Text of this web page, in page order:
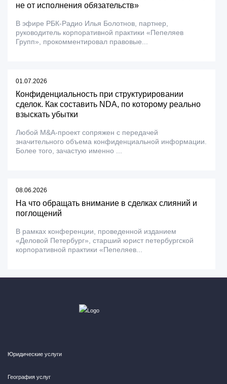
не от исполнения обязательств»
В эфире РБК-Радио Илья Болотнов, партнер,
руководитель корпоративной практики «Пепеляев
Групп», прокомментировал правовые...
01.07.2026
Конфиденциальность при структурировании
сделок. Как составить NDA, по которому реально
взыскать убытки
Любой M&A-проект сопряжен с передачей
значительного объема конфиденциальной информации.
Более того, зачастую именно ...
08.06.2026
На что обращать внимание в сделках слияний и
поглощений
В рамках конференции, проведенной изданием
«Деловой Петербург», старший юрист петербургской
корпоративной практики «Пепеляев...
Юридические услуги
География услуг